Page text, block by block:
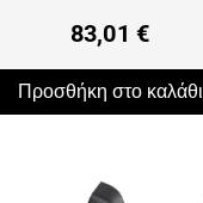
83,01 €
Προσθήκη στο καλάθι